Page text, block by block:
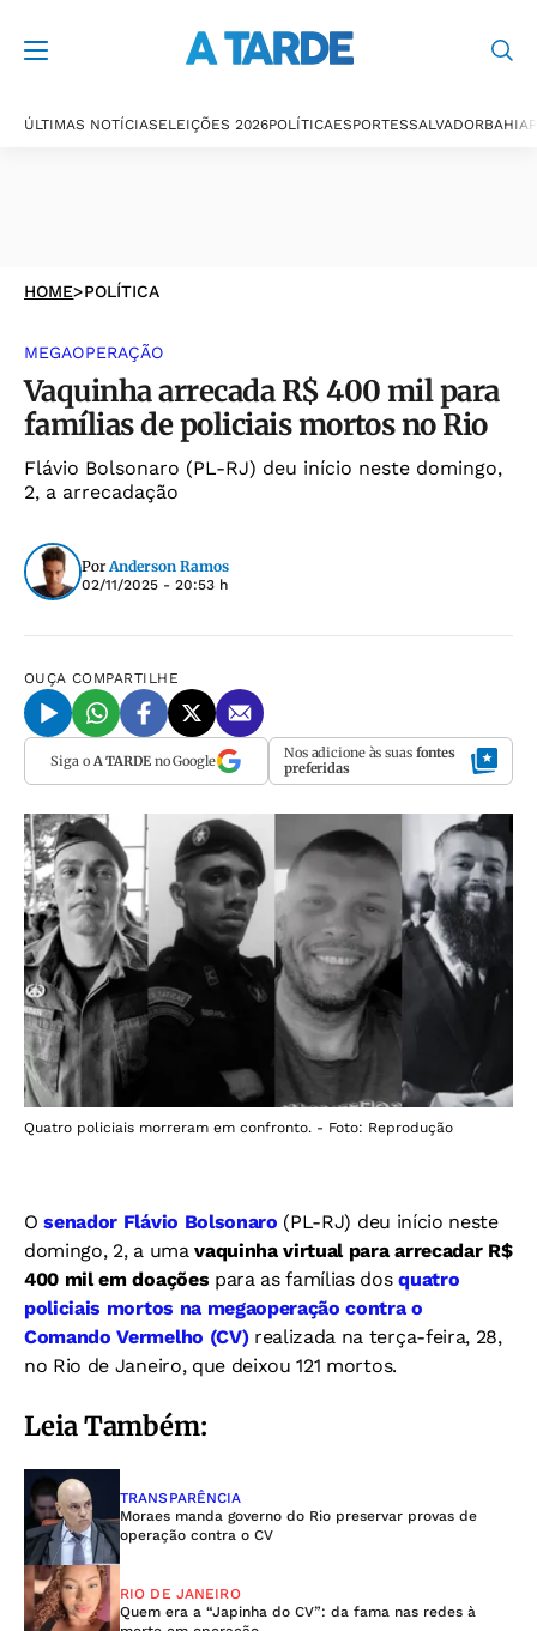
ÚLTIMAS NOTÍCIASELEIÇÕES 2026POLÍTICAESPORTESSALVADORBAHIA
HOME>POLÍTICA
MEGAOPERAÇÃO
Vaquinha arrecada R$ 400 mil para
famílias de policiais mortos no Rio
Flávio Bolsonaro (PL-RJ) deu início neste domingo,
2, a arrecadação
Por Anderson Ramos
02/11/2025 - 20:53 h
OUÇA COMPARTILHE
Siga o A TARDEno Google Nos adicione às suas fontes
preferidas
Quatro policiais morreram em confronto. - Foto: Reprodução
Osenador Flávio Bolsonaro (PL-RJ) deu início neste
domingo, 2, a umavaquinha virtual para arrecadar R$
400 mil em doações para as famílias dosquatro
policiais mortos na megaoperação contra o
Comando Vermelho (CV)realizada na terça-feira, 28,
no Rio de Janeiro, que deixou 121 mortos.
Leia Também:
TRANSPARÊNCIA
Moraes manda governo do Rio preservar provas de
operação contra o CV
RIO DE JANEIRO
Quem era a “Japinha do CV”: da fama nas redes à